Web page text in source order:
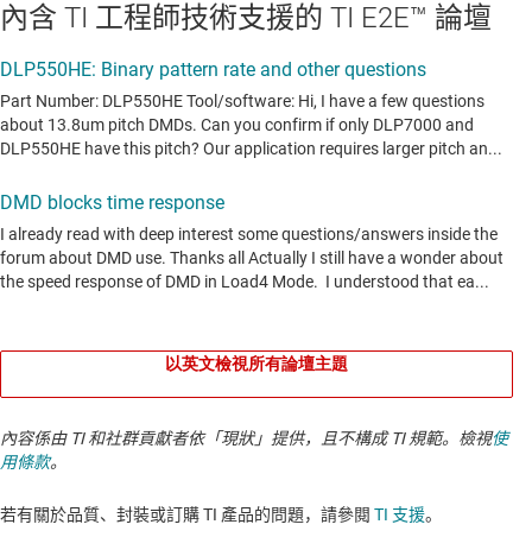
內含 TI 工程師技術支援的 TI E2E™ 論壇
以英文檢視所有論壇主題
內容係由 TI 和社群貢獻者依「現狀」提供，且不構成 TI 規範。檢視使
用條款。
若有關於品質、封裝或訂購 TI 產品的問題，請參閱 TI 支援。​​​​​​​​​​​​​​